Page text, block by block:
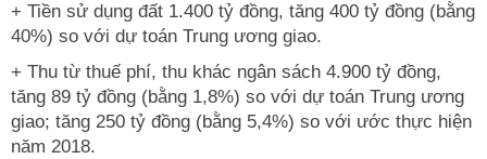
+ Tiền sử dụng đất 1.400 tỷ đồng, tăng 400 tỷ đồng (bằng
40%) so với dự toán Trung ương giao.
+ Thu từ thuế phí, thu khác ngân sách 4.900 tỷ đồng,
tăng 89 tỷ đồng (bằng 1,8%) so với dự toán Trung ương
giao; tăng 250 tỷ đồng (bằng 5,4%) so với ước thực hiện
năm 2018.